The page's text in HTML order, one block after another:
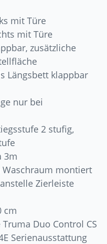
mit Türe
mit Türe
zusätzliche
Längsbett klappbar
nur bei
2 stufig,
3m
Waschraum montiert
Zierleiste
cm
Duo Control CS
Serienausstattung